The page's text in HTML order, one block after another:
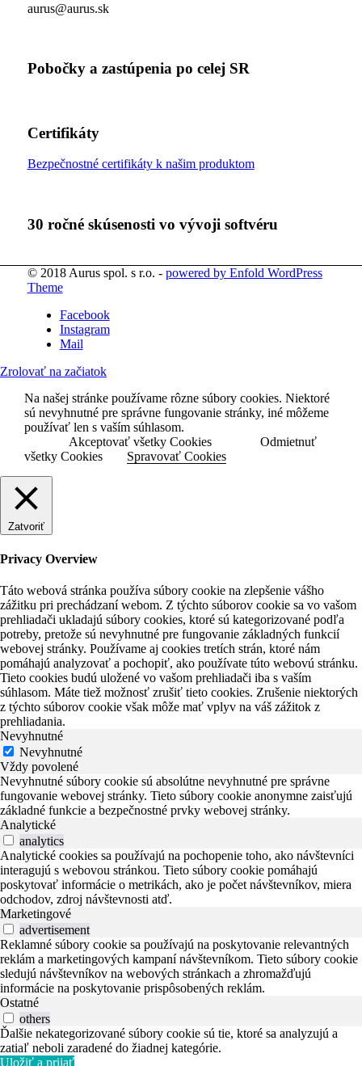
aurus@aurus.sk
Pobočky a zastúpenia po celej SR
Certifikáty
Bezpečnostné certifikáty k našim produktom
30 ročné skúsenosti vo vývoji softvéru
© 2018 Aurus spol. s r.o. - powered by Enfold WordPress
Theme
Facebook
Instagram
Mail
Zrolovať na začiatok
Na našej stránke používame rôzne súbory cookies. Niektoré
sú nevyhnutné pre správne fungovanie stránky, iné môžeme
používať len s vaším súhlasom.
Akceptovať všetky Cookies
Odmietnuť
všetky Cookies
Spravovať Cookies
Zatvoriť
Privacy Overview
Táto webová stránka používa súbory cookie na zlepšenie vášho
zážitku pri prechádzaní webom. Z týchto súborov cookie sa vo vašom
prehliadači ukladajú súbory cookies, ktoré sú kategorizované podľa
potreby, pretože sú nevyhnutné pre fungovanie základných funkcií
webovej stránky. Používame aj cookies tretích strán, ktoré nám
pomáhajú analyzovať a pochopiť, ako používate túto webovú stránku.
Tieto cookies budú uložené vo vašom prehliadači iba s vaším
súhlasom. Máte tiež možnosť zrušiť tieto cookies. Zrušenie niektorých
z týchto súborov cookie však môže mať vplyv na váš zážitok z
prehliadania.
Nevyhnutné
Nevyhnutné
Vždy povolené
Nevyhnutné súbory cookie sú absolútne nevyhnutné pre správne
fungovanie webovej stránky. Tieto súbory cookie anonymne zaisťujú
základné funkcie a bezpečnostné prvky webovej stránky.
Analytické
analytics
Analytické cookies sa používajú na pochopenie toho, ako návštevníci
interagujú s webovou stránkou. Tieto súbory cookie pomáhajú
poskytovať informácie o metrikách, ako je počet návštevníkov, miera
odchodov, zdroj návštevnosti atď.
Marketingové
advertisement
Reklamné súbory cookie sa používajú na poskytovanie relevantných
reklám a marketingových kampaní návštevníkom. Tieto súbory cookie
sledujú návštevníkov na webových stránkach a zhromažďujú
informácie na poskytovanie prispôsobených reklám.
Ostatné
others
Ďalšie nekategorizované súbory cookie sú tie, ktoré sa analyzujú a
zatiaľ neboli zaradené do žiadnej kategórie.
Uložiť a prijať